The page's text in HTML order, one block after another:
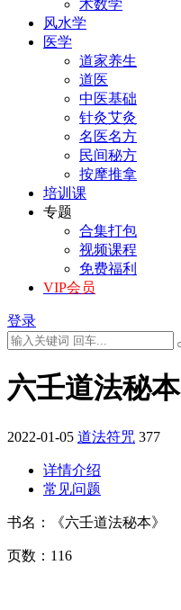
术数学
风水学
医学
道家养生
道医
中医基础
针灸艾灸
名医名方
民间秘方
按摩推拿
培训课
专题
合集打包
视频课程
免费福利
VIP会员
登录
六壬道法秘本
2022-01-05 道法符咒 377
详情介绍
常见问题
书名：《六壬道法秘本》
页数：116